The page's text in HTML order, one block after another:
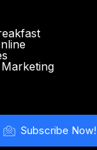
Subscribe Now!